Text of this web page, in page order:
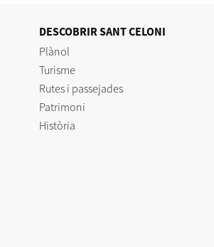
DESCOBRIR SANT CELONI
Plànol
Turisme
Rutes i passejades
Patrimoni
Història